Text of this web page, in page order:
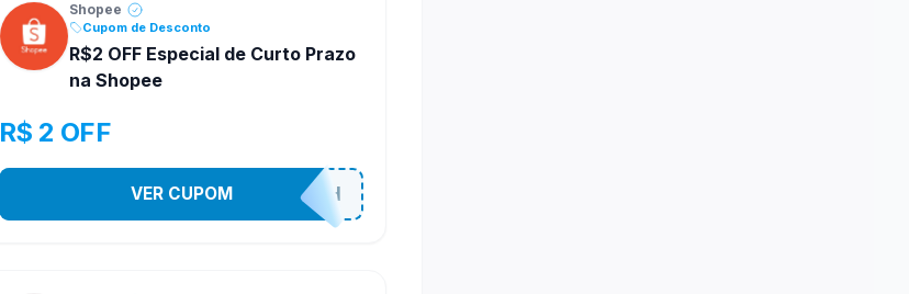
Shopee
Cupom de Desconto
R$2 OFF Especial de Curto Prazo
na Shopee
R$ 2 OFF
VNOXHEDSH
VER CUPOM